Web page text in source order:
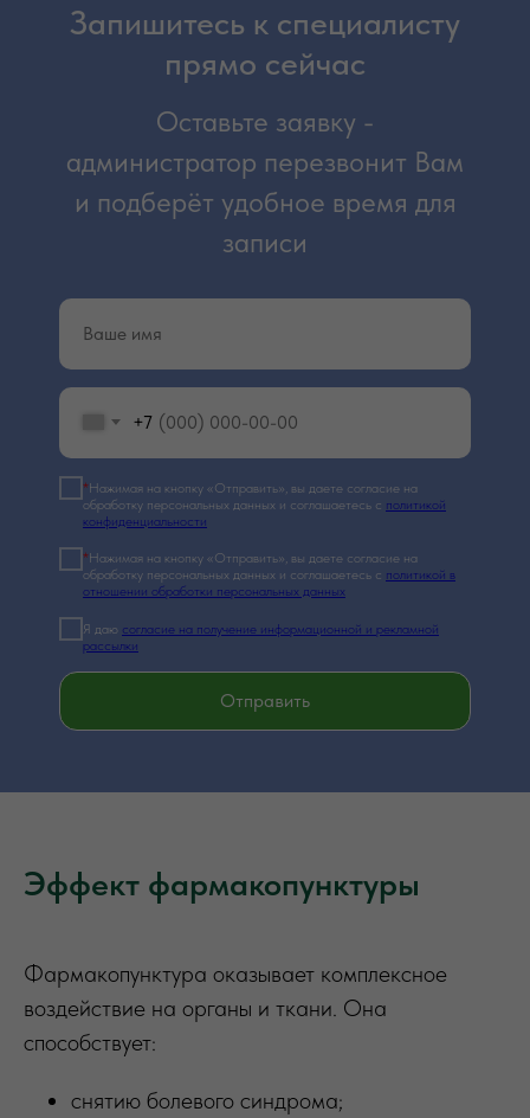
Запишитесь к специалисту
прямо сейчас
Оставьте заявку -
администратор перезвонит Вам
и подберёт удобное время для
записи
+7
*Нажимая на кнопку «Отправить», вы даете согласие на
обработку персональных данных и соглашаетесь c политикой
конфиденциальности
*Нажимая на кнопку «Отправить», вы даете согласие на
обработку персональных данных и соглашаетесь c политикой в
отношении обработки персональных данных
Я даю согласие на получение информационной и рекламной
рассылки
Отправить
Эффект фармакопунктуры
Фармакопунктура оказывает комплексное
воздействие на органы и ткани. Она
способствует:
снятию болевого синдрома;